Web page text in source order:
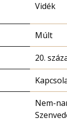
Vidék
Múlt
20.
Nem-